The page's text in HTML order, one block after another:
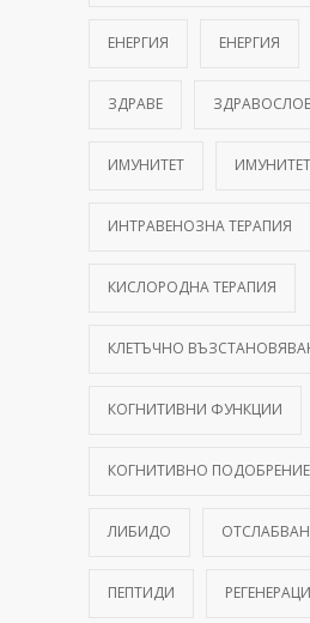
ЕНЕРГИЯ ЕНЕРГИЯ
ЗДРАВЕ
ИМУНИТЕТ ИМУНИТЕТ
ИНТРАВЕНОЗНА ТЕРАПИЯ
КИСЛОРОДНА ТЕРАПИЯ
КЛЕТЪЧНО
КОГНИТИВНИ ФУНКЦИИ
КОГНИТИВНО ПОДОБРЕНИЕ
ЛИБИДО
ПЕПТИДИ